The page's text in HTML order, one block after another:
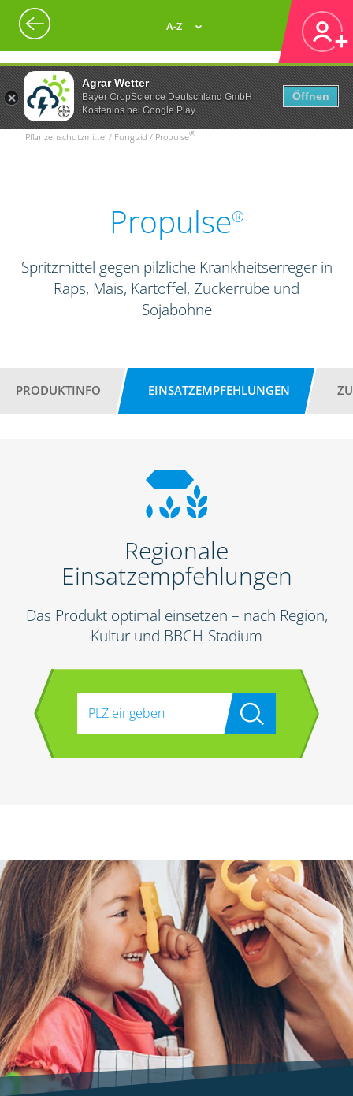
Agrar Wetter
Bayer CropScience Deutschland GmbH
Kostenlos bei Google Play
Öffnen
A-Z
Pflanzenschutzmittel / Fungizid / Propulse®
Propulse®
Spritzmittel gegen pilzliche Krankheitserreger in
Raps, Mais, Kartoffel, Zuckerrübe und
Sojabohne
PRODUKTINFO EINSATZEMPFEHLUNGEN
Regionale
Einsatzempfehlungen
Das Produkt optimal einsetzen – nach Region,
Kultur und BBCH-Stadium